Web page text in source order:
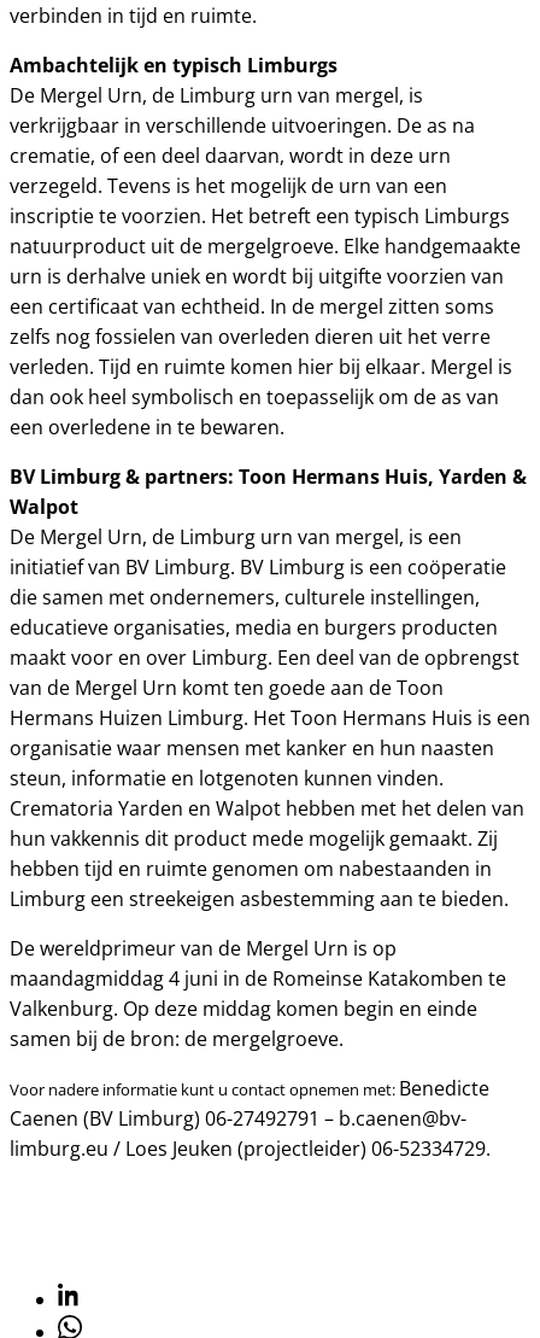
verbinden in tijd en ruimte.
Ambachtelijk en typisch Limburgs
De Mergel Urn, de Limburg urn van mergel, is
verkrijgbaar in verschillende uitvoeringen. De as na
crematie, of een deel daarvan, wordt in deze urn
verzegeld. Tevens is het mogelijk de urn van een
inscriptie te voorzien. Het betreft een typisch Limburgs
natuurproduct uit de mergelgroeve. Elke handgemaakte
urn is derhalve uniek en wordt bij uitgifte voorzien van
een certificaat van echtheid. In de mergel zitten soms
zelfs nog fossielen van overleden dieren uit het verre
verleden. Tijd en ruimte komen hier bij elkaar. Mergel is
dan ook heel symbolisch en toepasselijk om de as van
een overledene in te bewaren.
BV Limburg & partners: Toon Hermans Huis, Yarden &
Walpot
De Mergel Urn, de Limburg urn van mergel, is een
initiatief van BV Limburg. BV Limburg is een coöperatie
die samen met ondernemers, culturele instellingen,
educatieve organisaties, media en burgers producten
maakt voor en over Limburg. Een deel van de opbrengst
van de Mergel Urn komt ten goede aan de Toon
Hermans Huizen Limburg. Het Toon Hermans Huis is een
organisatie waar mensen met kanker en hun naasten
steun, informatie en lotgenoten kunnen vinden.
Crematoria Yarden en Walpot hebben met het delen van
hun vakkennis dit product mede mogelijk gemaakt. Zij
hebben tijd en ruimte genomen om nabestaanden in
Limburg een streekeigen asbestemming aan te bieden.
De wereldprimeur van de Mergel Urn is op
maandagmiddag 4 juni in de Romeinse Katakomben te
Valkenburg. Op deze middag komen begin en einde
samen bij de bron: de mergelgroeve.
Voor nadere informatie kunt u contact opnemen met: Benedicte
Caenen (BV Limburg) 06-27492791 – b.caenen@bv-
limburg.eu / Loes Jeuken (projectleider) 06-52334729.
Linkedin
Whatsapp